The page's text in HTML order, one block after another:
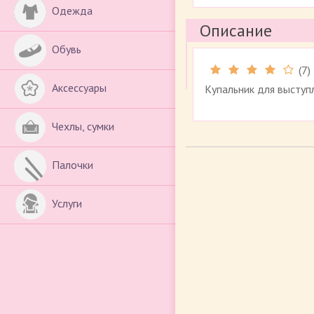
Описание
(7)
Купальник для
Одежда
Обувь
Аксессуары
Чехлы, сумки
Палочки
Услуги